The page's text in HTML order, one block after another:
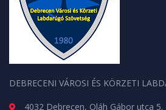
DEBRECENI VÁROSI ÉS KÖRZETI
4032 Debrecen, Oláh Gábor utca 5.